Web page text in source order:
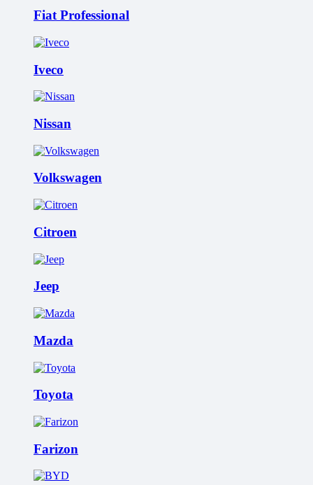
Fiat Professional
Iveco
Nissan
Volkswagen
Citroen
Jeep
Mazda
Toyota
Farizon